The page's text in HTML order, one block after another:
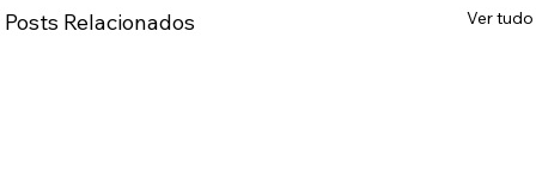
Posts Relacionados Ver tudo